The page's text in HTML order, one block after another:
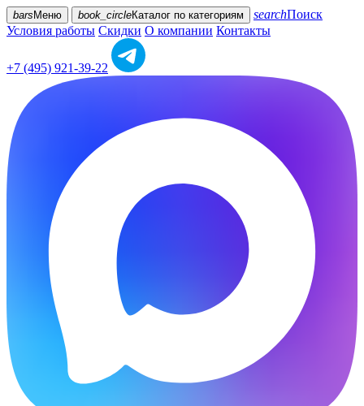
bars Меню book_circleКаталог по категориям searchПоиск
Условия работы Скидки О компании Контакты
+7 (495) 921-39-22